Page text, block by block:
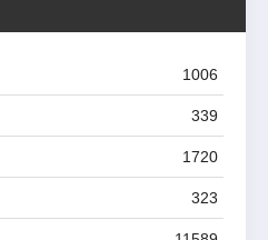
1006
339
1720
323